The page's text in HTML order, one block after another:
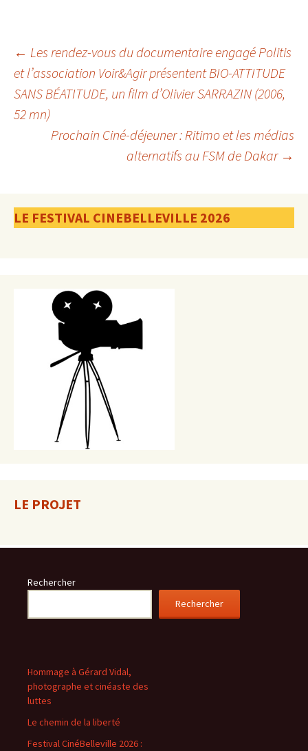
Navigation
des
articles
← Les rendez-vous du documentaire engagé Politis
et l’association Voir&Agir présentent BIO-ATTITUDE
SANS BÉATITUDE, un film d’Olivier SARRAZIN (2006,
52 mn)
Prochain Ciné-déjeuner : Ritimo et les médias
alternatifs au FSM de Dakar →
LE FESTIVAL CINEBELLEVILLE 2026
LE PROJET
Rechercher
Rechercher
Hommage à Gérard Vidal,
photographe et cinéaste des
luttes
Le chemin de la liberté
Festival CinéBelleville 2026 :